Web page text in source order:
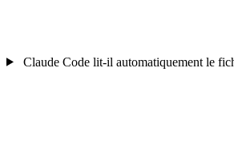
Claude Code lit-il automatiquement le